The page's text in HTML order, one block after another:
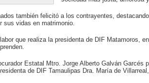
también felicitó a los contrayentes,
sus vidas en matrimonio.
que realiza la presidenta de DIF Matamoros,
Estatal Mtro. Jorge Alberto Galván Garcés
de DIF Tamaulipas Dra. María de